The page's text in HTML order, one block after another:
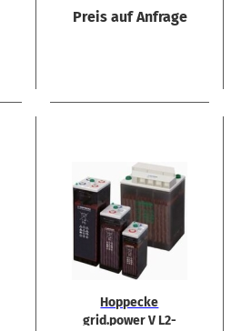
Preis auf Anfrage
Hop­pe­cke
grid.power V L2-​